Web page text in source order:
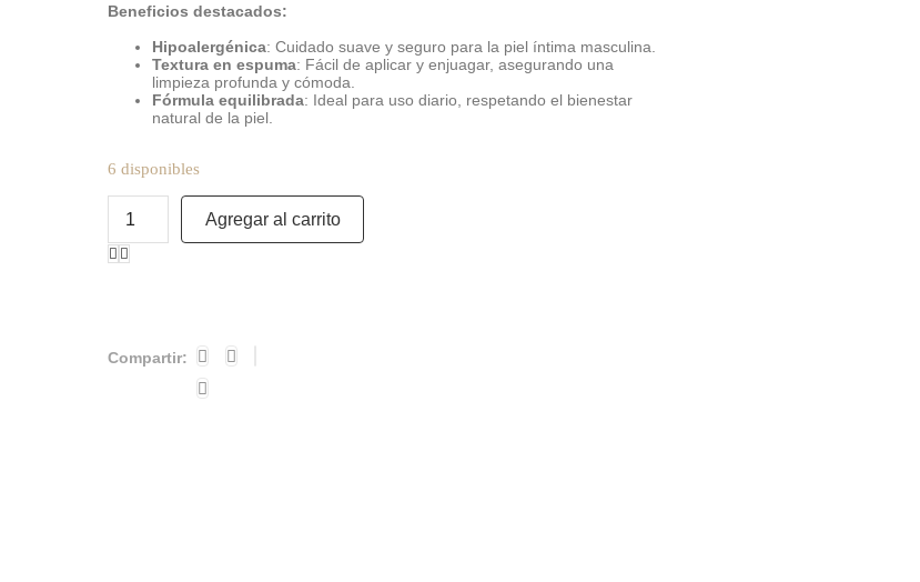
Beneficios destacados:
Hipoalergénica: Cuidado suave y seguro para la piel íntima masculina.
Textura en espuma: Fácil de aplicar y enjuagar, asegurando una
limpieza profunda y cómoda.
Fórmula equilibrada: Ideal para uso diario, respetando el bienestar
natural de la piel.
6 disponibles
Agregar al carrito
Compartir: